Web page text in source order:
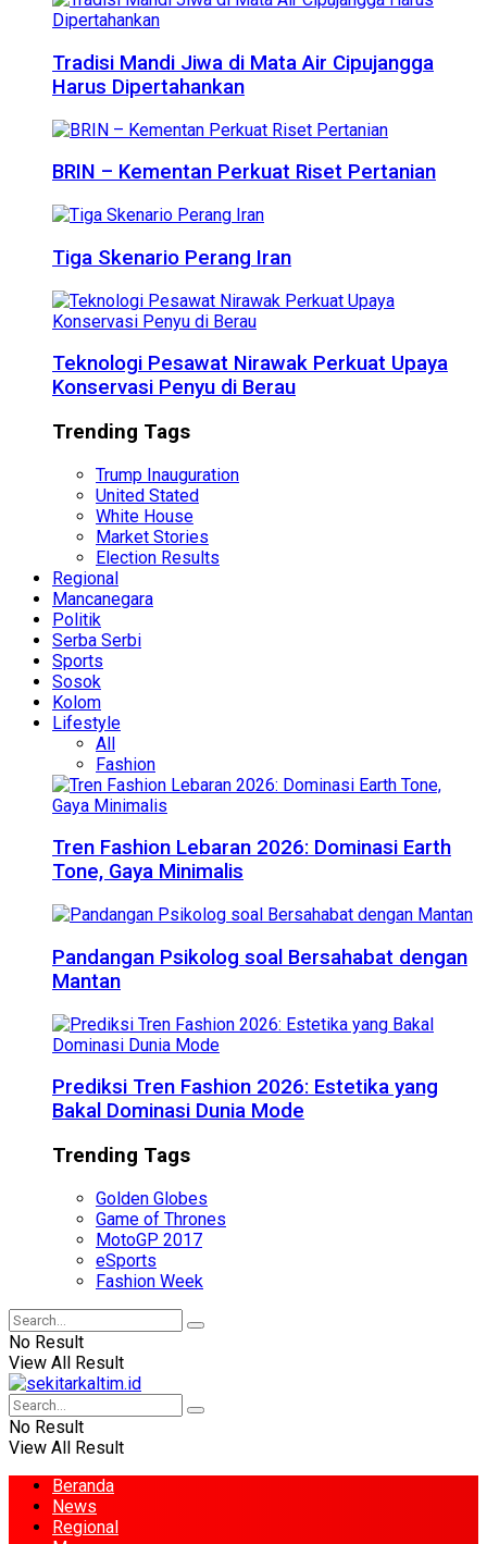
Tradisi Mandi Jiwa di Mata Air Cipujangga
Harus Dipertahankan
BRIN – Kementan Perkuat Riset Pertanian
Tiga Skenario Perang Iran
Teknologi Pesawat Nirawak Perkuat Upaya
Konservasi Penyu di Berau
Trending Tags
Trump Inauguration
United Stated
White House
Market Stories
Election Results
Regional
Mancanegara
Politik
Serba Serbi
Sports
Sosok
Kolom
Lifestyle
All
Fashion
Tren Fashion Lebaran 2026: Dominasi Earth
Tone, Gaya Minimalis
Pandangan Psikolog soal Bersahabat dengan
Mantan
Prediksi Tren Fashion 2026: Estetika yang
Bakal Dominasi Dunia Mode
Trending Tags
Golden Globes
Game of Thrones
MotoGP 2017
eSports
Fashion Week
No Result
View All Result
No Result
View All Result
Beranda
News
Regional